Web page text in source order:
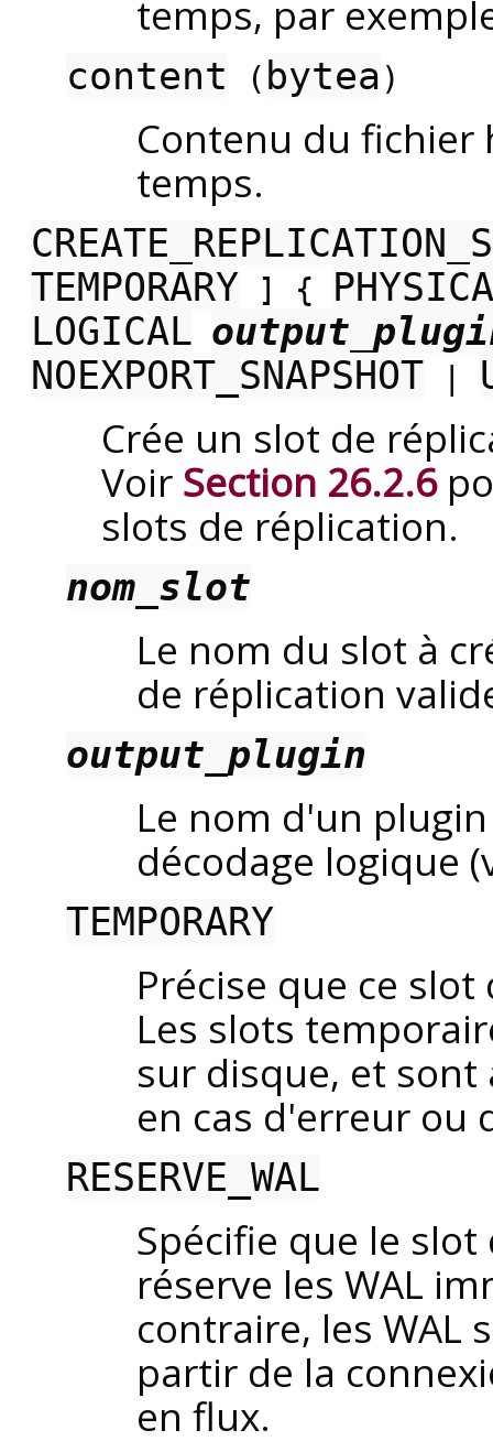
temps, par
content ( bytea )
Contenu du fichier
temps.
TEMPORARY ] {
LOGICAL
NOEXPORT_SNAPSHOT |
Crée un slot de
Voir Section 26.2.6
slots de réplication.
nom_slot
Le nom du slot à
de réplication
output_plugin
Le nom d'un
décodage logique
TEMPORARY
Précise que ce
Les slots
sur disque, et
en cas d'erreur ou
RESERVE_WAL
Spécifie que le
réserve les WAL
contraire, les WAL
partir de la
en flux.